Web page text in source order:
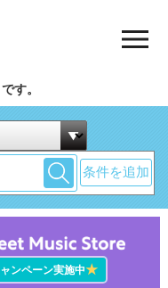
す。
条件を追加
ンペーン実施中★